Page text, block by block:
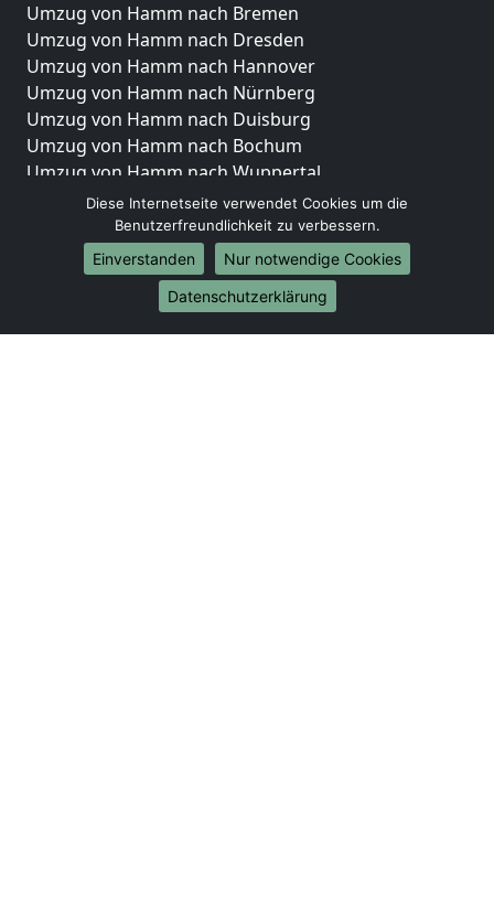
Umzug von Hamm nach Bremen
Umzug von Hamm nach Dresden
Umzug von Hamm nach Hannover
Umzug von Hamm nach Nürnberg
Umzug von Hamm nach Duisburg
Umzug von Hamm nach Bochum
Umzug von Hamm nach Wuppertal
Umzug von Hamm nach Bielefeld
Umzug von Hamm nach Bonn
Umzug von Hamm nach Münster
Internationale-Umzüge
Umzug von Hamm nach Brasilien
Diese Internetseite verwendet Cookies um die
Benutzerfreundlichkeit zu verbessern.
Einverstanden
Nur notwendige Cookies
Datenschutzerklärung